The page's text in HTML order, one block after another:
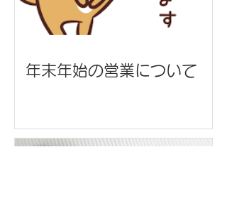
年末年始の営業について